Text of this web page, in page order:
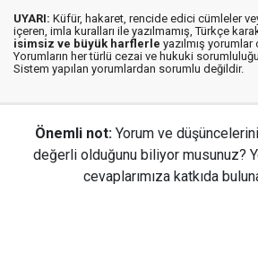
UYARI: Küfür, hakaret, rencide edici cümleler
içeren, imla kuralları ile yazılmamış, Türkçe
isimsiz ve büyük harflerle yazılmış
Yorumların her türlü cezai ve hukuki
Sistem yapılan yorumlardan sorumlu değildir.
Önemli not: Yorum ve
değerli olduğunu biliyor musunuz?
cevaplarımıza katkıda